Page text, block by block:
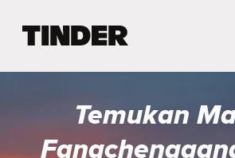
d
T
Temukan